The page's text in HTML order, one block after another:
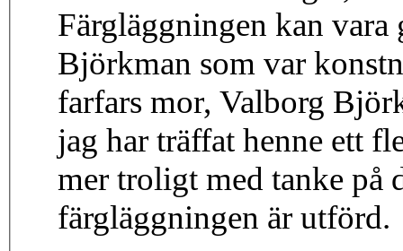
Färgläggningen kan
Björkman som var
farfars mor, Valborg
jag har träffat henne ett
mer troligt med tanke på
färgläggningen är utförd.